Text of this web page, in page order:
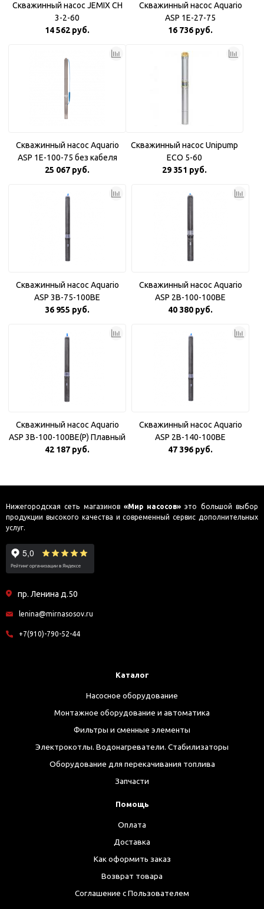
Скважинный насос JEMIX CH
3-2-60
14 562 руб.
Скважинный насос Aquario
ASP 1E-27-75
16 736 руб.
Скважинный насос Aquario
ASP 1E-100-75 без кабеля
25 067 руб.
Скважинный насос Unipump
ECO 5-60
29 351 руб.
Скважинный насос Aquario
ASP 3B-75-100BE
36 955 руб.
Скважинный насос Aquario
ASP 2B-100-100BE
40 380 руб.
Скважинный насос Aquario
ASP 3B-100-100BE(P) Плавный
пуск
42 187 руб.
Скважинный насос Aquario
ASP 2B-140-100BE
47 396 руб.
Нижегородская сеть магазинов «Мир насосов» это большой выбор
продукции высокого качества и современный сервис дополнительных
услуг.
пр. Ленина д.50
lenina@mirnasosov.ru
+7(910)-790-52-44
Каталог
Насосное оборудование
Монтажное оборудование и автоматика
Фильтры и сменные элементы
Электрокотлы. Водонагреватели. Стабилизаторы
Оборудование для перекачивания топлива
Запчасти
Помощь
Оплата
Доставка
Как оформить заказ
Возврат товара
Соглашение с Пользователем